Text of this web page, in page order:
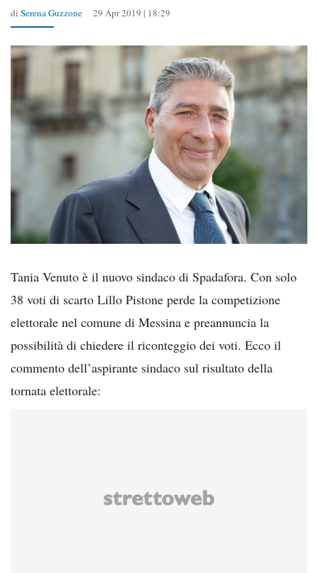
di Serena Guzzone 29 Apr 2019 | 18:29
Tania Venuto è il nuovo sindaco di Spadafora. Con solo
38 voti di scarto Lillo Pistone perde la competizione
elettorale nel comune di Messina e preannuncia la
possibilità di chiedere il riconteggio dei voti. Ecco il
commento dell’aspirante sindaco sul risultato della
tornata elettorale: